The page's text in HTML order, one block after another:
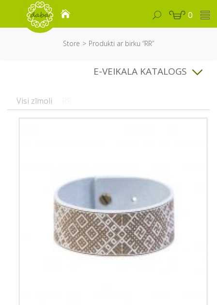
0
Store Produkti ar birku “RR”
E-VEIKALA KATALOGS
Visi zīmoli